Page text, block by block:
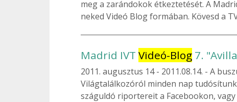
meg a zarándokok étkeztetését. A
neked Videó Blog formában. Kövesd a
Madrid IVT Videó-Blog 7.
2011. augusztus 14
2011.08.14. - A
Világtalálkozóról minden nap
száguldó riportereit a Facebookon,